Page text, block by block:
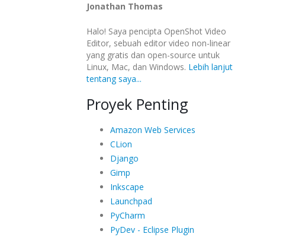
Jonathan Thomas
Halo! Saya pencipta OpenShot Video
Editor, sebuah editor video non-linear
yang gratis dan open-source untuk
Linux, Mac, dan Windows. Lebih lanjut
tentang saya...
Proyek Penting
Amazon Web Services
CLion
Django
Gimp
Inkscape
Launchpad
PyCharm
PyDev - Eclipse Plugin